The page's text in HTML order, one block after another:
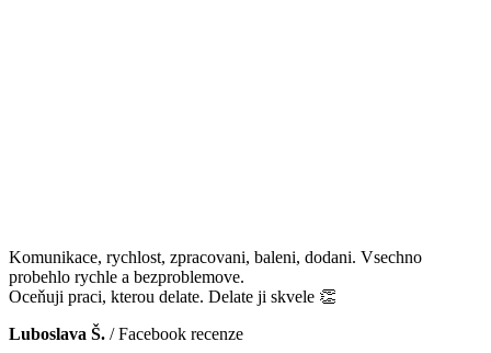
Komunikace, rychlost, zpracovani, baleni, dodani. Vsechno
probehlo rychle a bezproblemove.
Oceňuji praci, kterou delate. Delate ji skvele 👏
Luboslava Š. /Facebook recenze